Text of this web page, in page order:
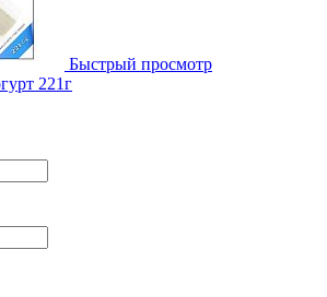
Быстрый просмотр
221г